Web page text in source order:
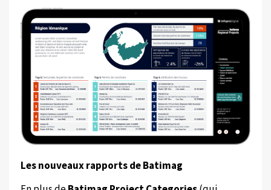
Les nouveaux rapports de Batimag